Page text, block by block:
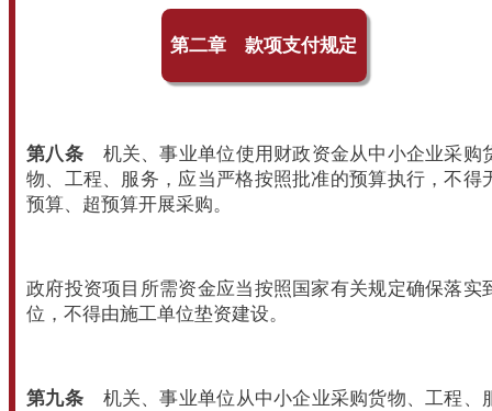
第二章 款项支付规定
第八条
机关、事业单位使用财政资金从中小企业采购
物、工程、服务，应当严格按照批准的预算执行，不得
预算、超预算开展采购。
政府投资项目所需资金应当按照国家有关规定确保落实
位，不得由施工单位垫资建设。
第九条
机关、事业单位从中小企业采购货物、工程、